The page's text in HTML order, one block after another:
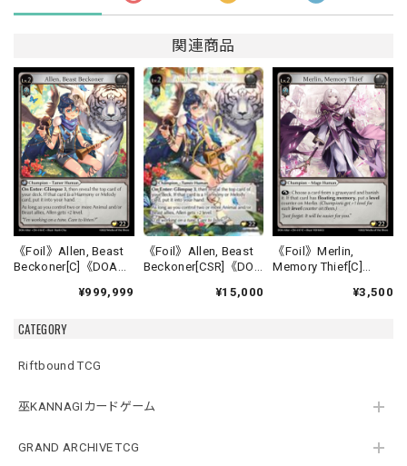
CATEGORY
Riftbound TCG
巫KANNAGIカードゲーム
GRAND ARCHIVE TCG
関連商品
《Foil》Allen, Beast
Beckoner[C]《DOA
¥999,999
《Foil》Allen, Beast
Beckoner[CSR]《DOA
¥15,000
《Foil》Merlin,
Memory Thief[C]
¥3,500